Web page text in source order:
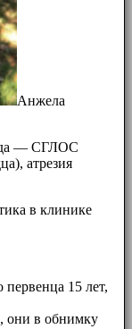
Анжела
— СГЛОС
атрезия
в клинике
15 лет,
они в обнимку